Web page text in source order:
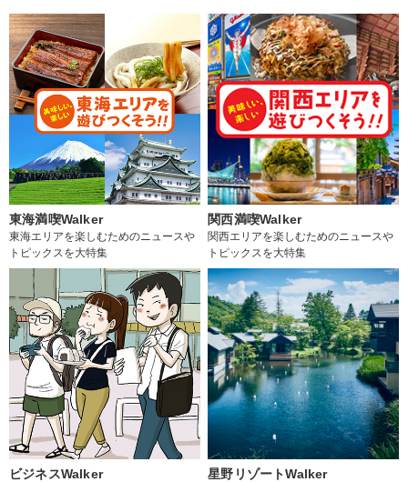
東海満喫Walker
東海エリアを楽しむためのニュースや
トピックスを大特集
関西満喫Walker
関西エリアを楽しむためのニュースや
トピックスを大特集
ビジネスWalker 星野リゾートWalker